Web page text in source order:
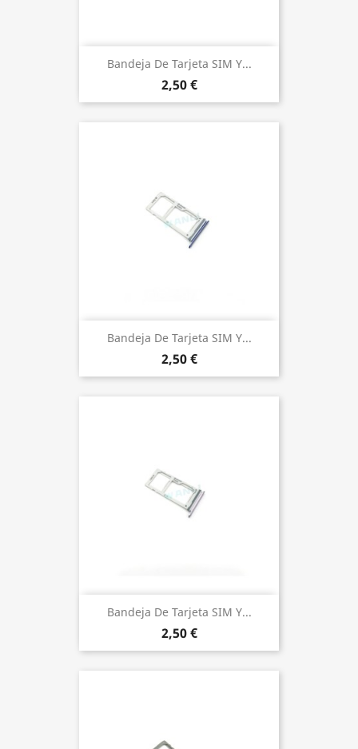
Bandeja De Tarjeta SIM Y...
2,50 €
Bandeja De Tarjeta SIM Y...
2,50 €
Bandeja De Tarjeta SIM Y...
2,50 €